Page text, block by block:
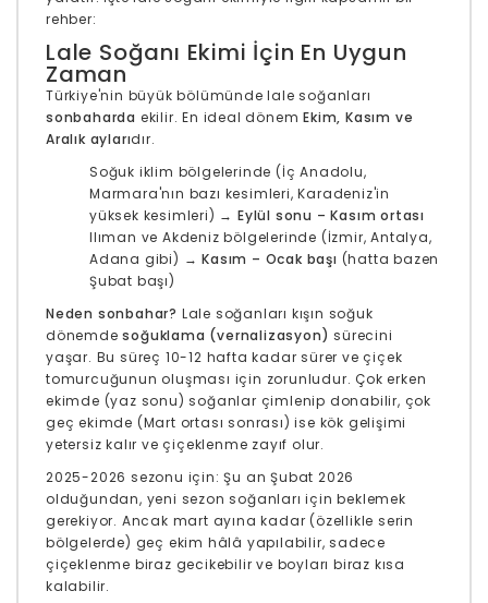
rehber:
Lale Soğanı Ekimi İçin En Uygun
Zaman
Türkiye'nin büyük bölümünde lale soğanları
sonbaharda ekilir. En ideal dönemEkim, Kasım ve
Aralık aylarıdır.
Soğuk iklim bölgelerinde (İç Anadolu,
Marmara'nın bazı kesimleri, Karadeniz'in
yüksek kesimleri) →Eylül sonu – Kasım ortası
Ilıman ve Akdeniz bölgelerinde (İzmir, Antalya,
Adana gibi) →Kasım – Ocak başı (hatta bazen
Şubat başı)
Neden sonbahar? Lale soğanları kışın soğuk
dönemdesoğuklama (vernalizasyon) sürecini
yaşar. Bu süreç 10-12 hafta kadar sürer ve çiçek
tomurcuğunun oluşması için zorunludur. Çok erken
ekimde (yaz sonu) soğanlar çimlenip donabilir, çok
geç ekimde (Mart ortası sonrası) ise kök gelişimi
yetersiz kalır ve çiçeklenme zayıf olur.
2025-2026 sezonu için: Şu an Şubat 2026
olduğundan, yeni sezon soğanları için beklemek
gerekiyor. Ancak mart ayına kadar (özellikle serin
bölgelerde) geç ekim hâlâ yapılabilir, sadece
çiçeklenme biraz gecikebilir ve boyları biraz kısa
kalabilir.